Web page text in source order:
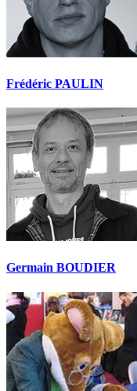
Frédéric PAULIN
Germain BOUDIER